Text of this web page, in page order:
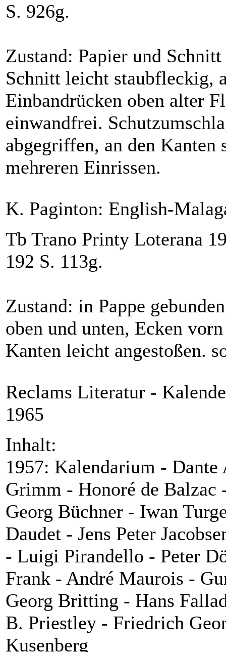
S. 926g.
Zustand: Papier und
Schnitt leicht staubfleckig,
Einbandrücken oben alter
einwandfrei.
abgegriffen, an den Kanten
mehreren Einrissen.
K. Paginton: English-
Tb Trano Printy Loterana
192 S. 113g.
Zustand: in Pappe
oben und unten, Ecken
Kanten leicht angestoßen.
Reclams Literatur -
1965
Inhalt:
1957: Kalendarium -
Grimm - Honoré de Balzac
Georg Büchner - Iwan
Daudet - Jens Peter
- Luigi Pirandello - Peter
Frank - André Maurois -
Georg Britting - Hans
B. Priestley - Friedrich
Kusenberg